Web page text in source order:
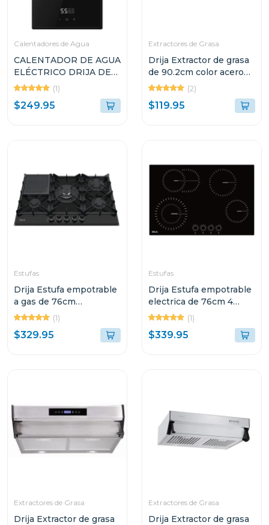
Calentadores de Agua
CALENTADOR DE AGUA
ELÉCTRICO DRIJA DE
13.4L INVERTER
(1)
$249.95
Extractores de Grasa
Drija Extractor de grasa
de 90.2cm color acero
compatto(2)
$119.95
Estufas
Drija Estufa empotrable
a gas de 76cm
vitroceramica toscana
(1)
$329.95
Estufas
Drija Estufa empotrable
electrica de 76cm 4
quemadores bari
(1)
$339.95
Extractores de Grasa
Drija Extractor de grasa
Extractores de Grasa
Drija Extractor de grasa